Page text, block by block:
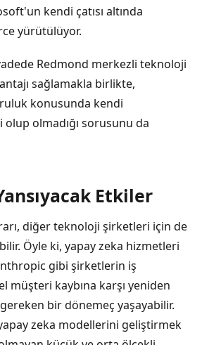
kendi çatısı altında
yürütülüyor.
Redmond merkezli teknoloji
sağlamakla birlikte,
konusunda kendi
olmadığı sorusunu da
Etkiler
diğer teknoloji şirketleri için de
Öyle ki, yapay zeka hizmetleri
gibi şirketlerin iş
müşteri kaybına karşı yeniden
bir dönemeç yaşayabilir.
zeka modellerini geliştirmek